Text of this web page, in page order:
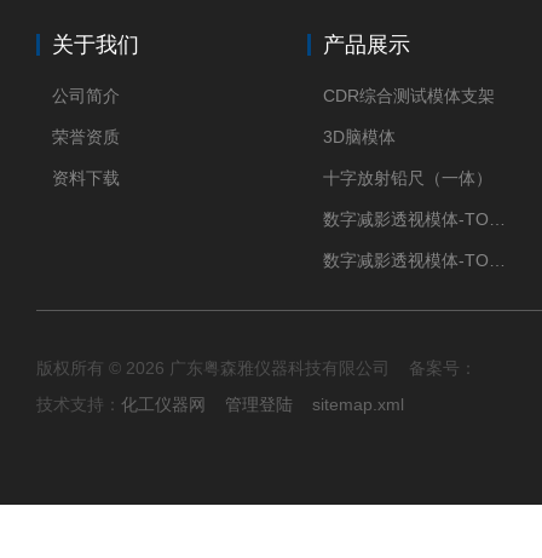
关于我们
公司简介
荣誉资质
资料下载
产品展示
CDR综合测试模体支架
3D脑模体
十字放射铅尺（一体）
版权所有 © 2026 广东粤森雅仪器科技有限公司 备案号：
技术支持： 化工仪器网 管理登陆 sitemap.xml